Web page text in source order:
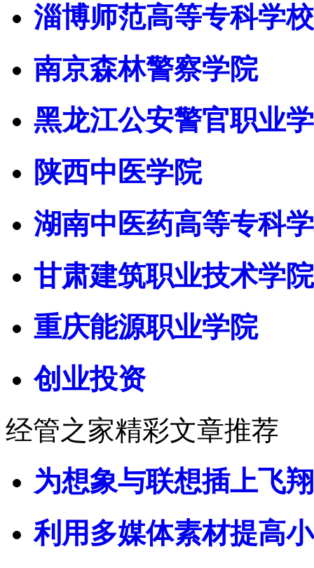
淄博师范高等专科学校
南京森林警察学院
黑龙江公安警官职业
陕西中医学院
湖南中医药高等专科
甘肃建筑职业技术学院
重庆能源职业学院
创业投资
经管之家精彩文章推荐
为想象与联想插上飞
利用多媒体素材提高